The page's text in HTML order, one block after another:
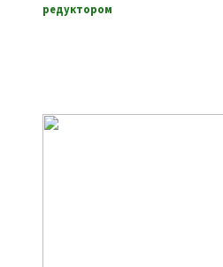
редуктором